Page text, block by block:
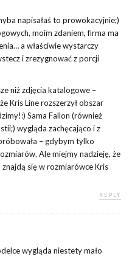
napisałaś to prowokacyjnie;)
moim zdaniem, firma ma
a właściwie wystarczy
i zrezygnować z porcji
niż zdjęcia katalogowe –
Kris Line rozszerzył obszar
Sama Fallon (również
wygląda zachęcająco i z
– gdybym tylko
Ale miejmy nadzieję, że
się w rozmiarówce Kris
REPLY
wygląda niestety mało